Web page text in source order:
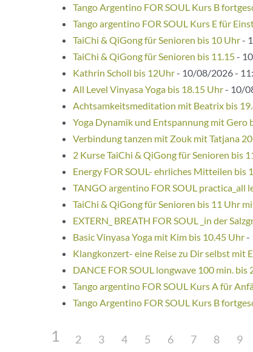
Tango Argentino FOR SOUL Kurs B
Tango argentino FOR SOUL Kurs E für
TaiChi & QiGong für Senioren bis 10 Uhr-
TaiChi & QiGong für Senioren bis 11.15-
Kathrin Scholl bis 12Uhr- 10/08/2026 -
All Level Vinyasa Yoga bis 18.15 Uhr- 10/
Achtsamkeitsmeditation mit Beatrix bis
Yoga Dynamik und Entspannung mit Gero
Verbindung tanzen mit Zouk mit Tatjana
2 Kurse TaiChi & QiGong für Senioren bis
Energy FOR SOUL- ehrliches Mitteilen bis
TANGO argentino FOR SOUL practica_all
TaiChi & QiGong für Senioren bis 11 Uhr
EXTERN_ BREATH FOR SOUL _in der
Basic Vinyasa Yoga mit Kim bis 10.45 Uhr-
Klangkonzert- eine Reise zu Dir selbst mit
DANCE FOR SOUL longwave 100 min. bis
Tango argentino FOR SOUL Kurs A für
Tango Argentino FOR SOUL Kurs B
1 2 3 4 5 6 7 8 9